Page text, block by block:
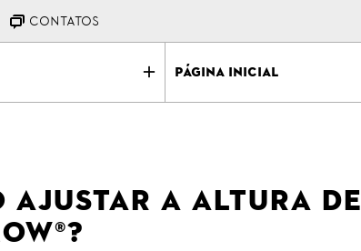
CONTATOS
Página Inicial
ajustar a altura de